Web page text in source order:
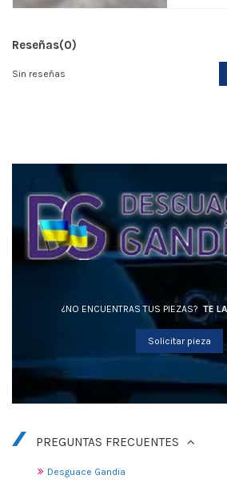
Reseñas(0)
Sin reseñas
¿NO ENCUENTRAS TUS PIEZAS? TE
Solicitar pieza
PREGUNTAS FRECUENTES
Desguace Gandia